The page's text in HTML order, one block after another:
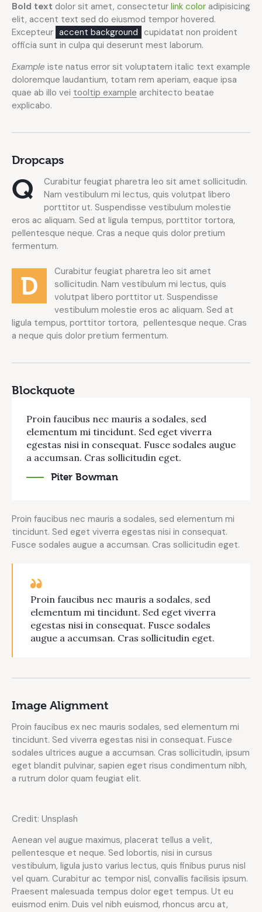
Bold text dolor sit amet, consectetur link color adipisicing
elit, accent text sed do eiusmod tempor hovered.
Excepteur accent background cupidatat non proident
officia sunt in culpa qui deserunt mest laborum.
Example iste natus error sit voluptatem italic text example
doloremque laudantium, totam rem aperiam, eaque ipsa
quae ab illo vei tooltip example architecto beatae
explicabo.
Dropcaps
Q
Curabitur feugiat pharetra leo sit amet sollicitudin.
Nam vestibulum mi lectus, quis volutpat libero
porttitor ut. Suspendisse vestibulum molestie
eros ac aliquam. Sed at ligula tempus, porttitor tortora,
pellentesque neque. Cras a neque quis dolor pretium
fermentum.
D
Curabitur feugiat pharetra leo sit amet
sollicitudin. Nam vestibulum mi lectus, quis
volutpat libero porttitor ut. Suspendisse
vestibulum molestie eros ac aliquam. Sed at
ligula tempus, porttitor tortora, pellentesque neque. Cras
a neque quis dolor pretium fermentum.
Blockquote
Proin faucibus nec mauris a sodales, sed
elementum mi tincidunt. Sed eget viverra
egestas nisi in consequat. Fusce sodales augue
a accumsan. Cras sollicitudin eget.
Piter Bowman
Proin faucibus nec mauris a sodales, sed elementum mi
tincidunt. Sed eget viverra egestas nisi in consequat.
Fusce sodales augue a accumsan. Cras sollicitudin eget.
Proin faucibus nec mauris a sodales, sed
elementum mi tincidunt. Sed eget viverra
egestas nisi in consequat. Fusce sodales
augue a accumsan. Cras sollicitudin eget.
Image Alignment
Proin faucibus ex nec mauris sodales, sed elementum mi
tincidunt. Sed viverra egestas nisi in consequat. Fusce
sodales ultrices augue a accumsan. Cras sollicitudin, ipsum
eget blandit pulvinar, sapien eget risus condimentum nibh,
a rutrum dolor quam feugiat elit.
Credit: Unsplash
Aenean vel augue maximus, placerat tellus a velit,
pellentesque et neque. Sed lobortis, nisi in cursus
vestibulum, ligula justo varius lectus, quis finibus purus nisl
vel quam. Curabitur ac tempor nisl, convallis facilisis ipsum.
Praesent malesuada tempus dolor eget tempus. Ut eu
euismod enim. Duis vel nibh euismod, rhoncus arcu at,